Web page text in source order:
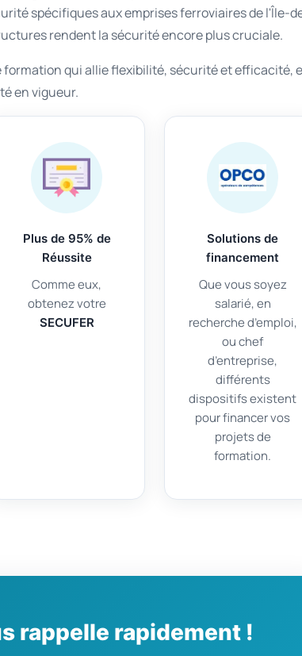
spécifiques aux emprises ferroviaires de l'Île-
rendent la sécurité encore plus cruciale.
formation qui allie flexibilité, sécurité et efficacité,
en vigueur.
Plus de 95% de
Réussite
Comme eux,
obtenez votre
SECUFER
Solutions de
financement
Que vous soyez
salarié, en
recherche d’emploi,
ou chef
d’entreprise,
différents
dispositifs existent
pour financer vos
projets de
formation.
rappelle rapidement !